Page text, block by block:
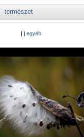
természet
| | egyéb